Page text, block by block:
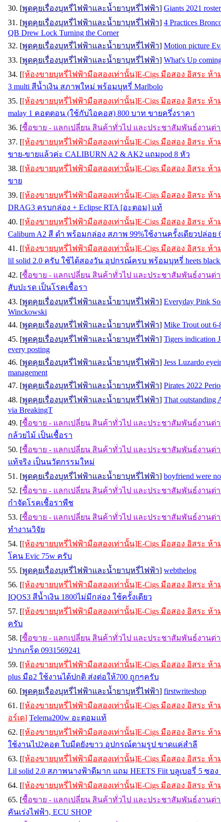
30. [พูดคุยเรื่องบุหรี่ไฟฟ้าและน้ำยาบุหรี่ไฟฟ้า] Giants 2021
31. [พูดคุยเรื่องบุหรี่ไฟฟ้าและน้ำยาบุหรี่ไฟฟ้า] 4 Practices
QB Drew Lock Turning the Corner
32. [พูดคุยเรื่องบุหรี่ไฟฟ้าและน้ำยาบุหรี่ไฟฟ้า] Motion picture
33. [พูดคุยเรื่องบุหรี่ไฟฟ้าและน้ำยาบุหรี่ไฟฟ้า] What's Up
34. [[ห้องขายบุหรี่ไฟฟ้ามือสองเท่านั้น]E-Cigs มือสอง อิสระ ห้
3 multi สีน้ำเงิน สภาพใหม่ พร้อมบุหรี่ Marlbolo
35. [[ห้องขายบุหรี่ไฟฟ้ามือสองเท่านั้น]E-Cigs มือสอง อิสระ ห้
malay 1 คอตตอน (ใช้กับไอคอส) 800 บาท ขายครึ่งราคา
36. [ซื้อขาย - แลกเปลี่ยน สินค้าทั่วไป และประชาสัมพันธ์งานต่า
37. [[ห้องขายบุหรี่ไฟฟ้ามือสองเท่านั้น]E-Cigs มือสอง อิสระ ห้
ขาย-ขายแล้วค่ะ CALIBURN A2 & AK2 แถมpod 8 หัว
38. [[ห้องขายบุหรี่ไฟฟ้ามือสองเท่านั้น]E-Cigs มือสอง อิสระ ห้
ขาย
39. [[ห้องขายบุหรี่ไฟฟ้ามือสองเท่านั้น]E-Cigs มือสอง อิสระ ห้
DRAG3 ครบกล่อง + Eclipse RTA [อะตอม] แท้
40. [[ห้องขายบุหรี่ไฟฟ้ามือสองเท่านั้น]E-Cigs มือสอง อิสระ ห้
Caliburn A2 สี ดำ พร้อมกล่อง สภาพ 99%ใช้งานครั้งเดียวปล่อย
41. [[ห้องขายบุหรี่ไฟฟ้ามือสองเท่านั้น]E-Cigs มือสอง อิสระ ห้
lil solid 2.0 ครับ ใช้ได้สองวัน อุปกรณ์ครบ พร้อมบุหรี่ heets black
42. [ซื้อขาย - แลกเปลี่ยน สินค้าทั่วไป และประชาสัมพันธ์งานต่า
สับปะรด เป็นโรคเชื้อรา
43. [พูดคุยเรื่องบุหรี่ไฟฟ้าและน้ำยาบุหรี่ไฟฟ้า] Everyday Pink
Winckowski
44. [พูดคุยเรื่องบุหรี่ไฟฟ้าและน้ำยาบุหรี่ไฟฟ้า] Mike Trout out 6-
45. [พูดคุยเรื่องบุหรี่ไฟฟ้าและน้ำยาบุหรี่ไฟฟ้า] Tigers indication
every posting
46. [พูดคุยเรื่องบุหรี่ไฟฟ้าและน้ำยาบุหรี่ไฟฟ้า] Jess Luzardo
management
47. [พูดคุยเรื่องบุหรี่ไฟฟ้าและน้ำยาบุหรี่ไฟฟ้า] Pirates 2022
48. [พูดคุยเรื่องบุหรี่ไฟฟ้าและน้ำยาบุหรี่ไฟฟ้า] That outstanding
via BreakingT
49. [ซื้อขาย - แลกเปลี่ยน สินค้าทั่วไป และประชาสัมพันธ์งานต่า
กล้วยไม้ เป็นเชื้อรา
50. [ซื้อขาย - แลกเปลี่ยน สินค้าทั่วไป และประชาสัมพันธ์งานต่า
แท้จริง เป็นนวัตกรรมใหม่
51. [พูดคุยเรื่องบุหรี่ไฟฟ้าและน้ำยาบุหรี่ไฟฟ้า] boyfriend were
52. [ซื้อขาย - แลกเปลี่ยน สินค้าทั่วไป และประชาสัมพันธ์งานต่า
กำจัดโรคเชื้อราพืช
53. [ซื้อขาย - แลกเปลี่ยน สินค้าทั่วไป และประชาสัมพันธ์งานต่า
ทำงานวิจัย
54. [[ห้องขายบุหรี่ไฟฟ้ามือสองเท่านั้น]E-Cigs มือสอง อิสระ ห้
โคน Evic 75w ครับ
55. [พูดคุยเรื่องบุหรี่ไฟฟ้าและน้ำยาบุหรี่ไฟฟ้า] webthelog
56. [[ห้องขายบุหรี่ไฟฟ้ามือสองเท่านั้น]E-Cigs มือสอง อิสระ ห้
IQOS3 สีน้ำเงิน 1800ไม่มีกล่อง ใช้ครั้งเดียว
57. [[ห้องขายบุหรี่ไฟฟ้ามือสองเท่านั้น]E-Cigs มือสอง อิสระ ห้
ครับ
58. [ซื้อขาย - แลกเปลี่ยน สินค้าทั่วไป และประชาสัมพันธ์งานต่า
ปากเกร็ด 0931569241
59. [[ห้องขายบุหรี่ไฟฟ้ามือสองเท่านั้น]E-Cigs มือสอง อิสระ ห้
plus มือ2 ใช้งานได้ปกติ ส่งต่อให้700 ถูกๆครับ
60. [พูดคุยเรื่องบุหรี่ไฟฟ้าและน้ำยาบุหรี่ไฟฟ้า] firstwriteshop
61. [[ห้องขายบุหรี่ไฟฟ้ามือสองเท่านั้น]E-Cigs มือสอง อิสระ ห้
อร์เด] Telema200w อะตอมแท้
62. [[ห้องขายบุหรี่ไฟฟ้ามือสองเท่านั้น]E-Cigs มือสอง อิสระ ห้
ใช้งานไป2คอต ใบมีดยังขาว อุปกรณ์ตามรูป ขาดแค่สำลี
63. [[ห้องขายบุหรี่ไฟฟ้ามือสองเท่านั้น]E-Cigs มือสอง อิสระ ห้
Lil solid 2.0 สภาพนางฟ้าดีมาก แถม HEETS Fiit บลูเบอรี่ 5 ซอง
64. [[ห้องขายบุหรี่ไฟฟ้ามือสองเท่านั้น]E-Cigs มือสอง อิสระ ห้
65. [ซื้อขาย - แลกเปลี่ยน สินค้าทั่วไป และประชาสัมพันธ์งานต่า
คันเร่งไฟฟ้า, ECU SHOP